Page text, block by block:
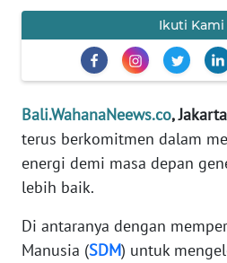
Ikuti Kami
Bali.WahanaNeews.co,
terus berkomitmen dalam
energi demi masa depan
lebih baik.
Di antaranya dengan
Manusia (SDM) untuk
SIBER
REDAKSI
KARIR
DISCLAIMER